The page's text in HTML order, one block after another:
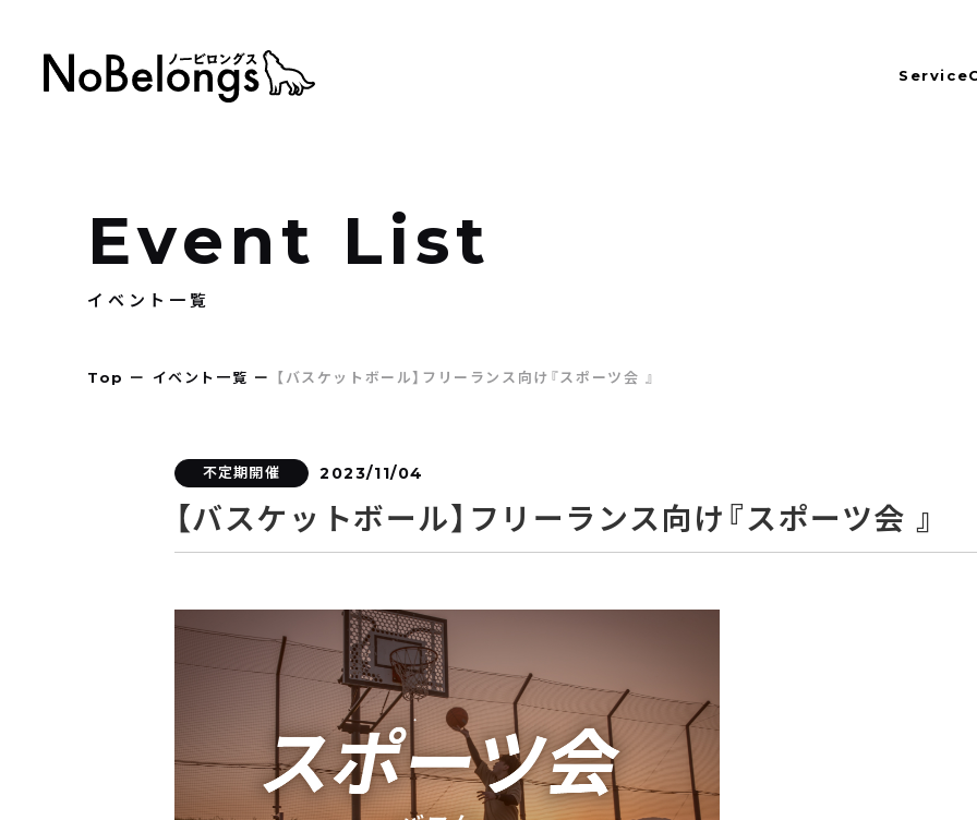
Service
Event List
イベント一覧
Top ー イベント一覧 ー 【バスケットボール】フリーランス向け『スポーツ会 』
不定期開催 2023/11/04
【バスケットボール】フリーランス向け『スポーツ会 』